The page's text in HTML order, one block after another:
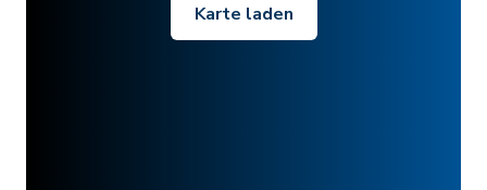
Karte laden